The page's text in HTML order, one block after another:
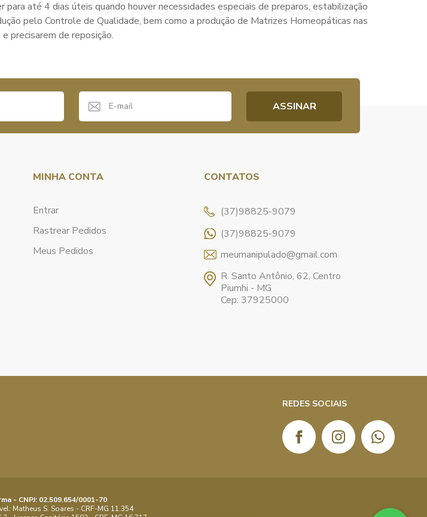
com previsão de entrega
Nenhum arquivo selecionado
até 4 dias úteis quando houver necessidades especiais de preparos, estabilização
pelo Controle de Qualidade, bem como a produção de Matrizes Homeopáticas nas
precisarem de reposição.
MINHA CONTA
Entrar
Rastrear Pedidos
Meus Pedidos
CONTATOS
(37)98825-9079
(37)98825-9079
meumanipulado@gmail.com
R. Santo Antônio, 62, Centro
Piumhi - MG
Cep: 37925000
REDES SOCIAIS
- CNPJ: 02.509.654/0001-70
Matheus S. Soares - CRF-MG 11.354